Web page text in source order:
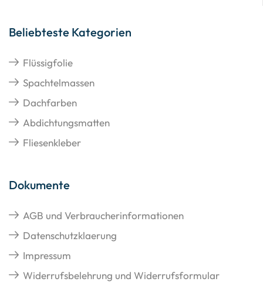
Beliebteste Kategorien
Flüssigfolie
Spachtelmassen
Dachfarben
Abdichtungsmatten
Fliesenkleber
Dokumente
AGB und Verbraucherinformationen
Datenschutzklaerung
Impressum
Widerrufsbelehrung und Widerrufsformular